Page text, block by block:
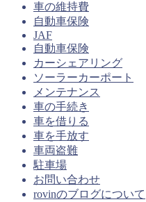
車の維持費
自動車保険
JAF
自動車保険
カーシェアリング
ソーラーカーポート
メンテナンス
車の手続き
車を借りる
車を手放す
車両盗難
駐車場
お問い合わせ
rovinのブログについて